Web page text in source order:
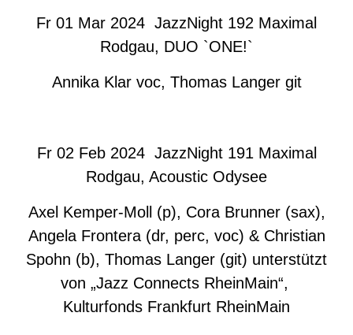
Fr 01 Mar 2024 JazzNight 192 Maximal
Rodgau, DUO `ONE!`
Annika Klar voc, Thomas Langer git
Fr 02 Feb 2024 JazzNight 191 Maximal
Rodgau, Acoustic Odysee
Axel Kemper-Moll (p), Cora Brunner (sax),
Angela Frontera (dr, perc, voc) & Christian
Spohn (b), Thomas Langer (git) unterstützt
von „Jazz Connects RheinMain“,
Kulturfonds Frankfurt RheinMain